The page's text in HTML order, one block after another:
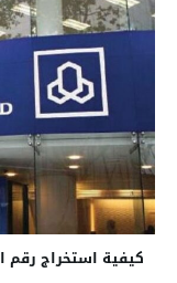
كيفية استخراج رقم